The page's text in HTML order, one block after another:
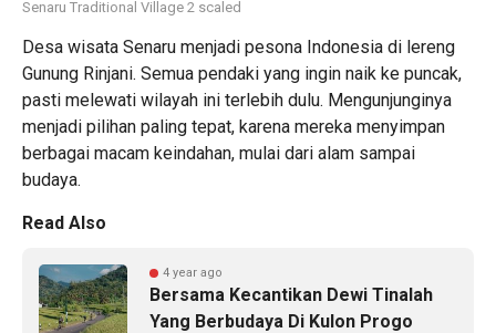
Senaru Traditional Village 2 scaled
Desa wisata Senaru menjadi pesona Indonesia di lereng
Gunung Rinjani. Semua pendaki yang ingin naik ke puncak,
pasti melewati wilayah ini terlebih dulu. Mengunjunginya
menjadi pilihan paling tepat, karena mereka menyimpan
berbagai macam keindahan, mulai dari alam sampai
budaya.
Read Also
4 year ago
Bersama Kecantikan Dewi Tinalah
Yang Berbudaya Di Kulon Progo